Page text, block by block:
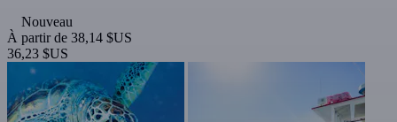
Nouveau
À partir de 38,14 $US
36,23 $US